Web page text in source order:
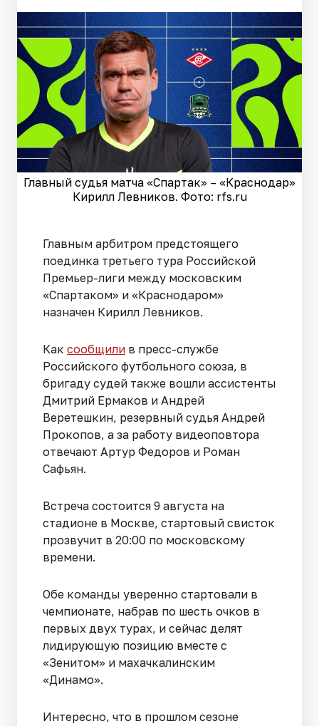
Главный судья матча «Спартак» – «Краснодар»
Кирилл Левников. Фото: rfs.ru
Главным арбитром предстоящего
поединка третьего тура Российской
Премьер-лиги между московским
«Спартаком» и «Краснодаром»
назначен Кирилл Левников.
Как сообщили в пресс-службе
Российского футбольного союза, в
бригаду судей также вошли ассистенты
Дмитрий Ермаков и Андрей
Веретешкин, резервный судья Андрей
Прокопов, а за работу видеоповтора
отвечают Артур Федоров и Роман
Сафьян.
Встреча состоится 9 августа на
стадионе в Москве, стартовый свисток
прозвучит в 20:00 по московскому
времени.
Обе команды уверенно стартовали в
чемпионате, набрав по шесть очков в
первых двух турах, и сейчас делят
лидирующую позицию вместе с
«Зенитом» и махачкалинским
«Динамо».
Интересно, что в прошлом сезоне